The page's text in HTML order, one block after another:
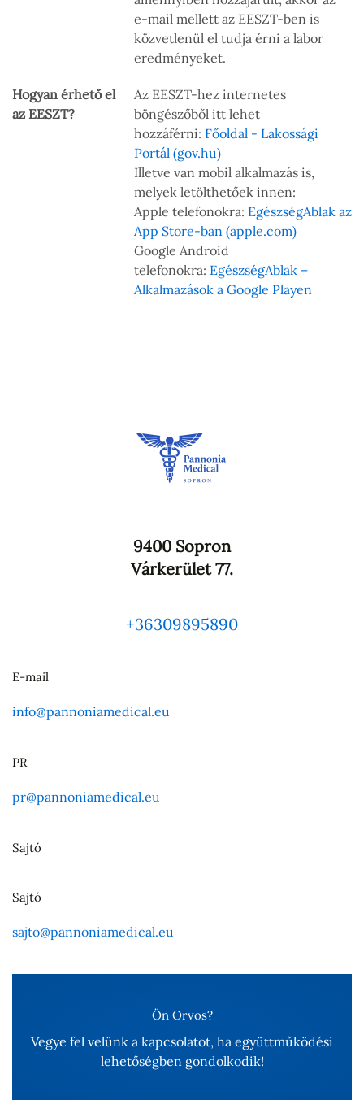
e-mail mellett az EESZT-ben is
közvetlenül el tudja érni a labor
eredményeket.
Hogyan érhető el
az EESZT?
Az EESZT-hez internetes
böngészőből itt lehet
hozzáférni: Főoldal - Lakossági
Portál (gov.hu)
Illetve van mobil alkalmazás is,
melyek letölthetőek innen:
Apple telefonokra: EgészségAblak az
App Store-ban (apple.com)
Google Android
telefonokra: EgészségAblak –
Alkalmazások a Google Playen
9400 Sopron
Várkerület 77.
+36309895890
E-mail
info@pannoniamedical.eu
PR
pr@pannoniamedical.eu
Sajtó
Sajtó
sajto@pannoniamedical.eu
Ön Orvos?
Vegye fel velünk a kapcsolatot, ha együttműködési
lehetőségben gondolkodik!